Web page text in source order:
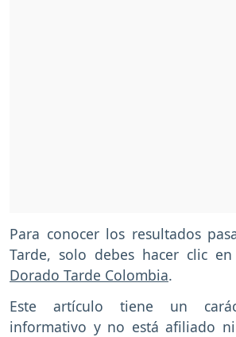
Para conocer los resultados
Tarde, solo debes hacer clic en
Dorado Tarde Colombia.
Este artículo tiene un
informativo y no está afiliado